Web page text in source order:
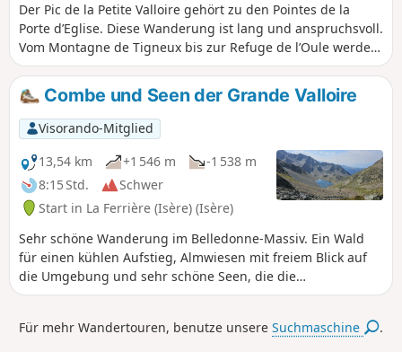
Der Pic de la Petite Valloire gehört zu den Pointes de la
Porte d’Eglise. Diese Wanderung ist lang und anspruchsvoll.
Vom Montagne de Tigneux bis zur Refuge de l’Oule werden
Sie niemandem begegnen. Die Passage de Tigneux ist alles
andere als harmlos, sie ist steil und rutschig. Anschließend
müssen Sie Ihren Weg auf dem Kamm finden, aber was für
eine wunderschöne, unberührte Wanderung, gespickt mit
herrlichen Landschaften.
Combe und Seen der Grande Valloire
Visorando-Mitglied
13,54 km
+1 546 m
-1 538 m
8:15 Std.
Schwer
Start in La Ferrière (Isère) (Isère)
Sehr schöne Wanderung im Belledonne-Massiv. Ein Wald
für einen kühlen Aufstieg, Almwiesen mit freiem Blick auf
die Umgebung und sehr schöne Seen, die die
Anstrengungen belohnen. Himbeeren und Heidelbeeren
Für mehr Wandertouren, benutze unsereSuchmaschine .